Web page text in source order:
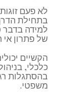
לא פעם
בתחילת
למידה בדבר
של פתרון אי
הקשיים
כלכלי,
בהסתגלות
משפטי.